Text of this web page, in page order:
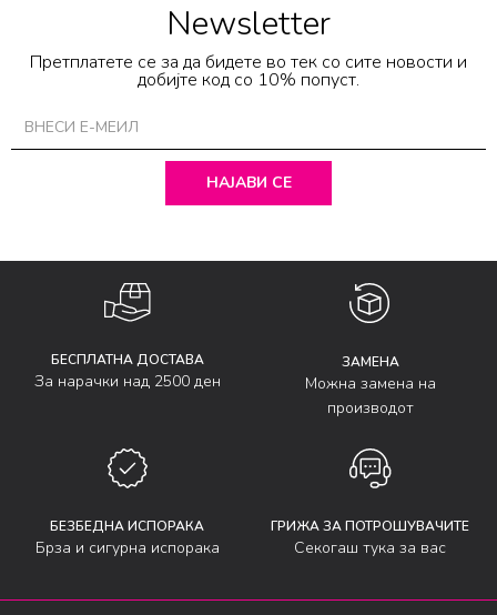
Newsletter
Претплатете се за да бидете во тек со сите новости и
добијте код со 10% попуст.
НАЈАВИ СЕ
БЕСПЛАТНА ДОСТАВА
За нарачки над 2500 ден
ЗАМЕНА
Можна замена на
производот
БЕЗБЕДНА ИСПОРАКА
Брза и сигурна испорака
ГРИЖА ЗА ПОТРОШУВАЧИТЕ
Секогаш тука за вас